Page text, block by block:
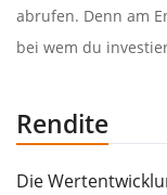
abrufen. Denn am
bei wem du
Rendite
Die